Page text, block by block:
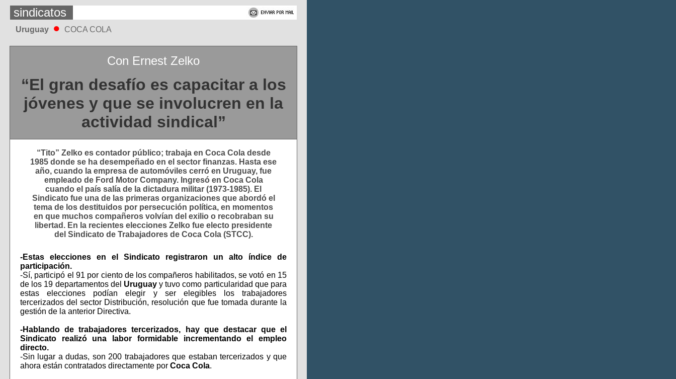
sindicatos
Uruguay ● COCA COLA
Con Ernest Zelko
“El gran desafío es capacitar a los
jóvenes y que se involucren en la
actividad sindical”
“Tito” Zelko es contador público; trabaja en Coca Cola desde
1985 donde se ha desempeñado en el sector finanzas. Hasta ese
año, cuando la empresa de automóviles cerró en Uruguay, fue
empleado de Ford Motor Company. Ingresó en Coca Cola
cuando el país salía de la dictadura militar (1973-1985). El
Sindicato fue una de las primeras organizaciones que abordó el
tema de los destituidos por persecución política, en momentos
en que muchos compañeros volvían del exilio o recobraban su
libertad. En la recientes elecciones Zelko fue electo presidente
del Sindicato de Trabajadores de Coca Cola (STCC).
-Estas elecciones en el Sindicato registraron un alto índice de
participación.
-Sí, participó el 91 por ciento de los compañeros habilitados, se votó en 15
de los 19 departamentos del Uruguayy tuvo como particularidad que para
estas elecciones podían elegir y ser elegibles los trabajadores
tercerizados del sector Distribución, resolución que fue tomada durante la
gestión de la anterior Directiva.
-Hablando de trabajadores tercerizados, hay que destacar que el
Sindicato realizó una labor formidable incrementando el empleo
directo.
-Sin lugar a dudas, son 200 trabajadores que estaban tercerizados y que
ahora están contratados directamente por Coca Cola.